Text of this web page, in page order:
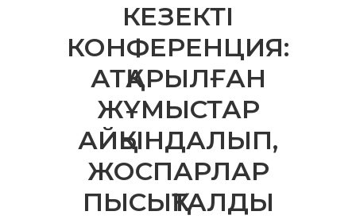
КЕЗЕКТІ
КОНФЕРЕНЦИЯ:
АТҚАРЫЛҒАН
ЖҰМЫСТАР
АЙҚЫНДАЛЫП,
ЖОСПАРЛАР
ПЫСЫҚТАЛДЫ